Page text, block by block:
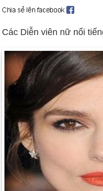
tướng Anh Wolfe chết trong
Ngày 18-9 năm 1810:
Ngày 18-9 năm 1850:
chạy trốn, trong đó yêu
nhân của họ.
Ngày 18-9 năm 1851:
Ngày 18-9 năm 1947:Đạo
Lục quân, Hải quân và
Ngày 18-9 năm 1961:
thiệt mạng trong một vụ tai
(Zambia).
Ngày 18-9 năm 1970:Ngôi
Các Diễn viên nữ nổi